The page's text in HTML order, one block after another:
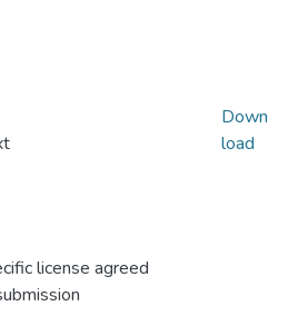
license agreed
Down
load